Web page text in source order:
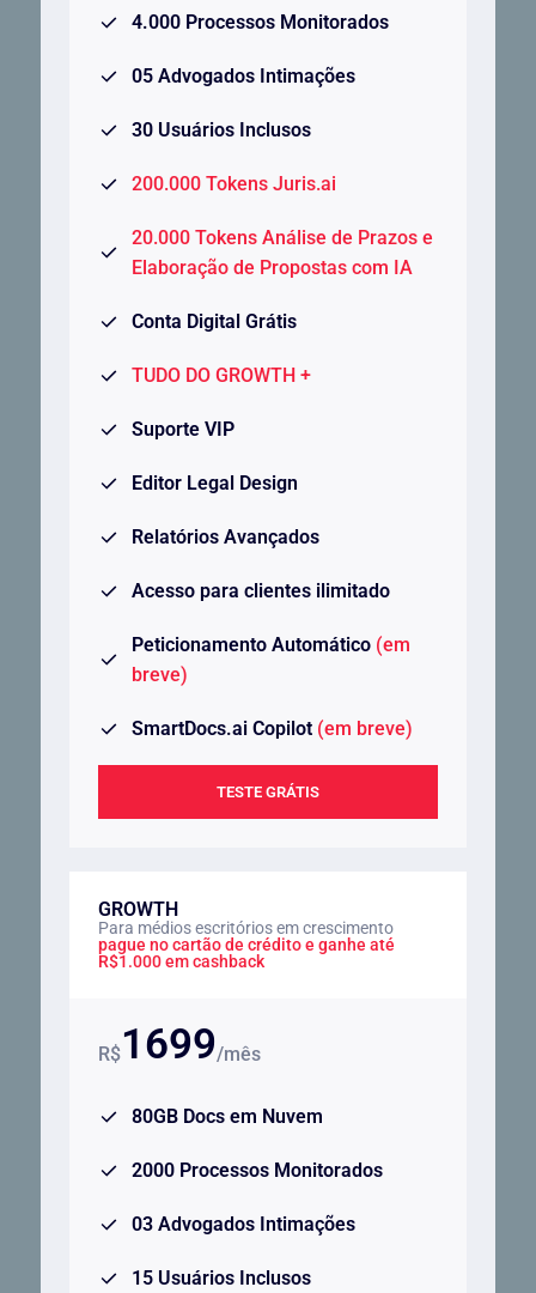
4.000 Processos Monitorados
05 Advogados Intimações
30 Usuários Inclusos
200.000 Tokens Juris.ai
20.000 Tokens Análise de Prazos e
Elaboração de Propostas com IA
Conta Digital Grátis
TUDO DO GROWTH +
Suporte VIP
Editor Legal Design
Relatórios Avançados
Acesso para clientes ilimitado
Peticionamento Automático (em
breve)
SmartDocs.ai Copilot (em breve)
TESTE GRÁTIS
GROWTH
Para médios escritórios em crescimento
pague no cartão de crédito e ganhe até
R$1.000 em cashback
R$1699/mês
80GB Docs em Nuvem
2000 Processos Monitorados
03 Advogados Intimações
15 Usuários Inclusos